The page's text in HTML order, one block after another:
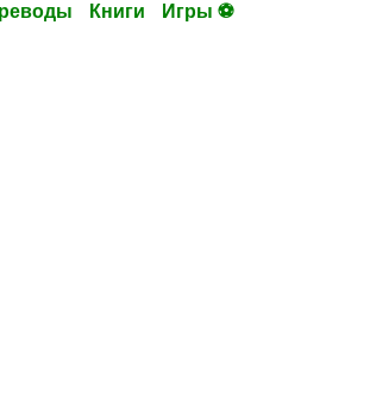
Книги Игры ⚽